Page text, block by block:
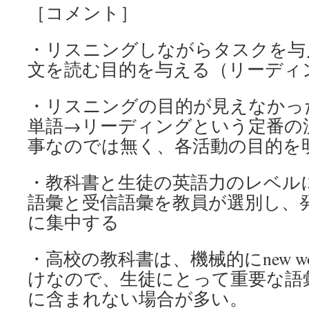
［コメント］
・リスニングしながらタスクを
文を読む目的を与える（リーデ
・リスニングの目的が見えなか
単語→リーディングという定番の
事なのでは無く、各活動の目的
・教科書と生徒の英語力のレベ
語彙と受信語彙を教員が選別し、
に集中する
・高校の教科書は、機械的にnew
けなので、生徒にとって重要な語
に含まれない場合が多い。